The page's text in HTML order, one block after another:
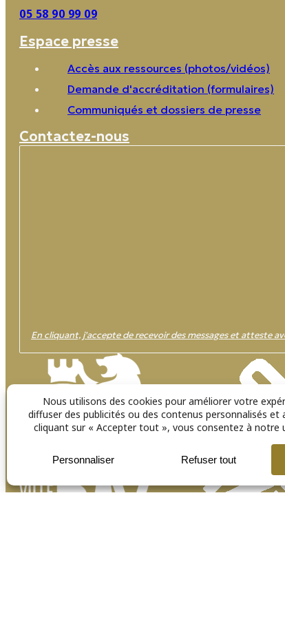
05 58 90 99 09
Espace presse
Accès aux ressources (photos/vidéos)
Demande d'accréditation (formulaires)
Communiqués et dossiers de presse
Contactez-nous
En cliquant, j'accepte de recevoir des messages et atteste